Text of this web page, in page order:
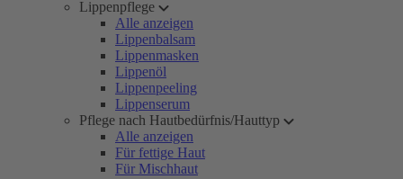
Lippenpflege
Alle anzeigen
Lippenbalsam
Lippenmasken
Lippenöl
Lippenpeeling
Lippenserum
Pflege nach Hautbedürfnis/Hauttyp
Alle anzeigen
Für fettige Haut
Für Mischhaut